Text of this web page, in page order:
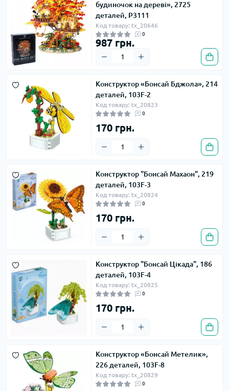
будиночок на дереві», 2725
деталей, P3111
Код товару: tx_20646
0
987 грн.
Конструктор «Бонсай Бджола», 214
деталей, 103F-2
Код товару: tx_20823
0
170 грн.
Конструктор "Бонсай Махаон", 219
деталей, 103F-3
Код товару: tx_20824
0
170 грн.
Конструктор "Бонсай Цікада", 186
деталей, 103F-4
Код товару: tx_20825
0
170 грн.
Конструктор «Бонсай Метелик»,
226 деталей, 103F-8
Код товару: tx_20829
0